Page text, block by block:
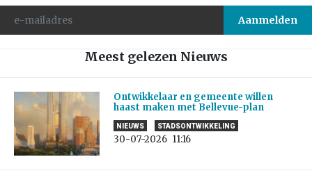
Meest gelezen Nieuws
Ontwikkelaar en gemeente willen
haast maken met Bellevue-plan
NIEUWS STADSONTWIKKELING
30-07-2026 11:16